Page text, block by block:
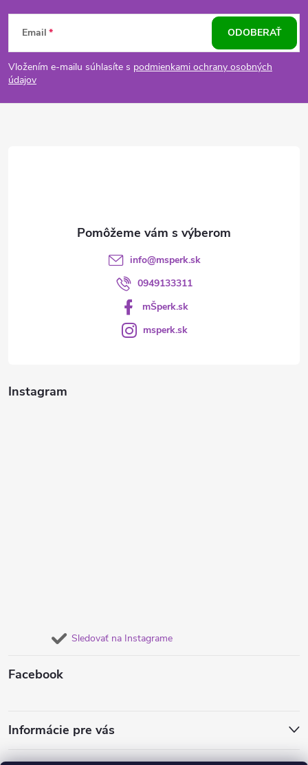
Z
á
p
Email
Vložením e-mailu súhlasíte s podmienkami ochrany osobných
údajov
ODOBERAŤ
Instagram
Sledovať na Instagrame
info@msperk.sk
0949133311
mŠperk.sk
msperk.sk
Facebook
Informácie pre vás